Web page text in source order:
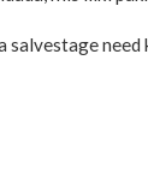
salvestage